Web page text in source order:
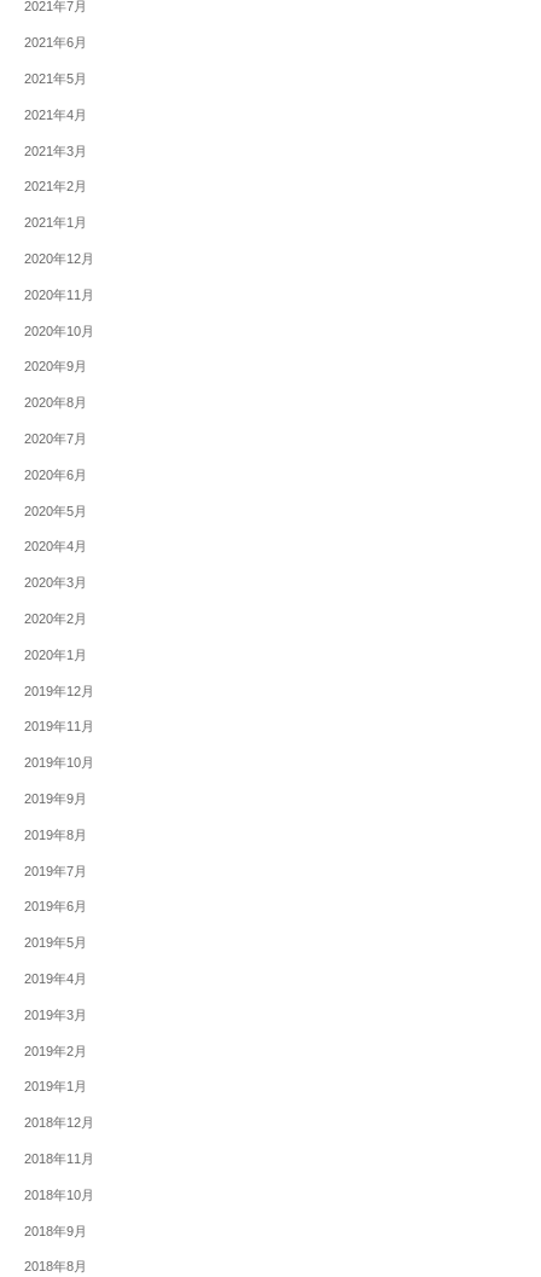
2021年7月
2021年6月
2021年5月
2021年4月
2021年3月
2021年2月
2021年1月
2020年12月
2020年11月
2020年10月
2020年9月
2020年8月
2020年7月
2020年6月
2020年5月
2020年4月
2020年3月
2020年2月
2020年1月
2019年12月
2019年11月
2019年10月
2019年9月
2019年8月
2019年7月
2019年6月
2019年5月
2019年4月
2019年3月
2019年2月
2019年1月
2018年12月
2018年11月
2018年10月
2018年9月
2018年8月